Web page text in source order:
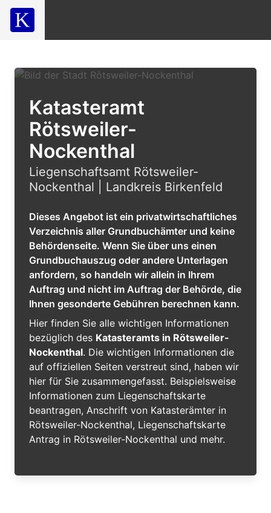
Katasteramt
Rötsweiler-
Nockenthal
Liegenschaftsamt Rötsweiler-
Nockenthal | Landkreis Birkenfeld
Dieses Angebot ist ein privatwirtschaftliches
Verzeichnis aller Grundbuchämter und keine
Behördenseite. Wenn Sie über uns einen
Grundbuchauszug oder andere Unterlagen
anfordern, so handeln wir allein in Ihrem
Auftrag und nicht im Auftrag der Behörde, die
Ihnen gesonderte Gebühren berechnen kann.
Hier finden Sie alle wichtigen Informationen
bezüglich des Katasteramts in Rötsweiler-
Nockenthal. Die wichtigen Informationen die
auf offiziellen Seiten verstreut sind, haben wir
hier für Sie zusammengefasst. Beispielsweise
Informationen zum Liegenschaftskarte
beantragen, Anschrift von Katasterämter in
Rötsweiler-Nockenthal, Liegenschaftskarte
Antrag in Rötsweiler-Nockenthal und mehr.